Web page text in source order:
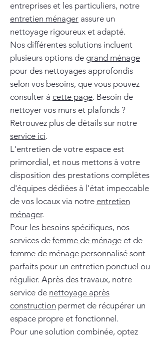
entreprises et les particuliers, notre
entretien ménager assure un
nettoyage rigoureux et adapté.
Nos différentes solutions incluent
plusieurs options de grand ménage
pour des nettoyages approfondis
selon vos besoins, que vous pouvez
consulter à cette page. Besoin de
nettoyer vos murs et plafonds ?
Retrouvez plus de détails sur notre
service ici.
L'entretien de votre espace est
primordial, et nous mettons à votre
disposition des prestations complètes
d'équipes dédiées à l'état impeccable
de vos locaux via notre entretien
ménager.
Pour les besoins spécifiques, nos
services de femme de ménage et de
femme de ménage personnalisé sont
parfaits pour un entretien ponctuel ou
régulier. Après des travaux, notre
service de nettoyage après
construction permet de récupérer un
espace propre et fonctionnel.
Pour une solution combinée, optez